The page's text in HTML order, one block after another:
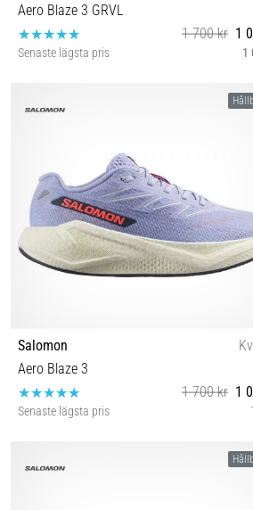
Aero Blaze 3 GRVL
1 700 kr 1
Senaste lägsta pris 1
37⅓ 38 38⅔ 39⅓ 40 40⅔ 41⅓ 42 42⅔
Salomon
Aero Blaze 3
1 700 kr 1
Senaste lägsta pris